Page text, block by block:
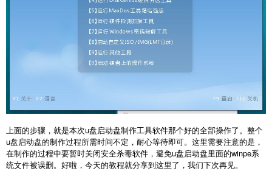
上面的步骤，就是本次u盘启动盘制作工具软件那个好的全部操作了。整个
u盘启动盘的制作过程所需时间不定，耐心等待即可。这里需要注意的是，
在制作的过程中要暂时关闭安全杀毒软件，避免u盘启动盘里面的winpe系
统文件被误删。好啦，今天的教程就分享到这里了，我们下次再见。